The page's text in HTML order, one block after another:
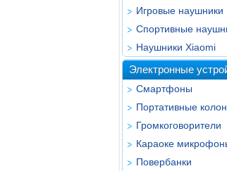
Игровые наушники
Спортивные
Наушники Xiaomi
Электронные
Смартфоны
Портативные
Громкоговорители
Караоке
Повербанки